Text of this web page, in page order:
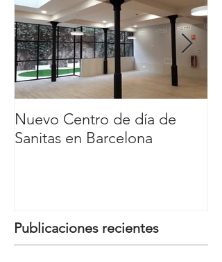
Nuevo Centro de día de
Sanitas en Barcelona
Publicaciones recientes